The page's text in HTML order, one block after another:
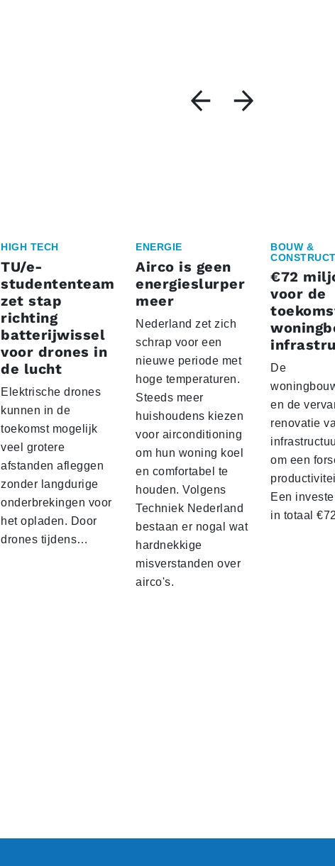
HIGH TECH
TU/e-
studententeam
zet stap
richting
batterijwissel
voor drones in
de lucht
Elektrische drones
kunnen in de
toekomst mogelijk
veel grotere
afstanden afleggen
zonder langdurige
onderbrekingen voor
het opladen. Door
drones tijdens…
ENERGIE
Airco is geen
energieslurper
meer
Nederland zet zich
schrap voor een
nieuwe periode met
hoge temperaturen.
Steeds meer
huishoudens kiezen
voor airconditioning
om hun woning koel
en comfortabel te
houden. Volgens
Techniek Nederland
bestaan er nogal wat
hardnekkige
misverstanden over
airco's.
BOUW &
€72
voor de
De
en de
renovatie
om een
Een
in totaal